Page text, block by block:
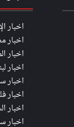
اخبار
اخبار
اخبار
اخبار
اخبار
اخبار
اخبار
اخبار